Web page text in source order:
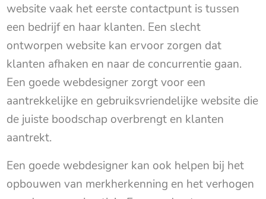
website vaak het eerste contactpunt is tussen
een bedrijf en haar klanten. Een slecht
ontworpen website kan ervoor zorgen dat
klanten afhaken en naar de concurrentie gaan.
Een goede webdesigner zorgt voor een
aantrekkelijke en gebruiksvriendelijke website die
de juiste boodschap overbrengt en klanten
aantrekt.
Een goede webdesigner kan ook helpen bij het
opbouwen van merkherkenning en het verhogen